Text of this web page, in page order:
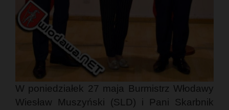
W poniedziałek 27 maja Burmistrz Włodawy
Wiesław Muszyński (SLD) i Pani Skarbnik